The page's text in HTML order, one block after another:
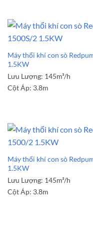
Máy thổi khí con sò
1.5KW
Lưu Lượng: 145m³/h
Cột Áp: 3.8m
Máy thổi khí con sò
1.5KW
Lưu Lượng: 145m³/h
Cột Áp: 3.8m